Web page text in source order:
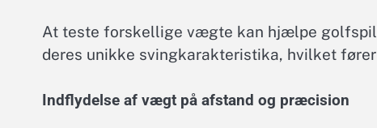
At teste forskellige vægte kan hjælpe
deres unikke svingkarakteristika, hvilket
Indflydelse af vægt på afstand og præcision